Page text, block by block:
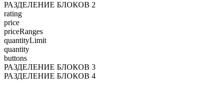
РАЗДЕЛЕНИЕ БЛОКОВ 2
rating
price
priceRanges
quantityLimit
quantity
buttons
РАЗДЕЛЕНИЕ БЛОКОВ 3
РАЗДЕЛЕНИЕ БЛОКОВ 4